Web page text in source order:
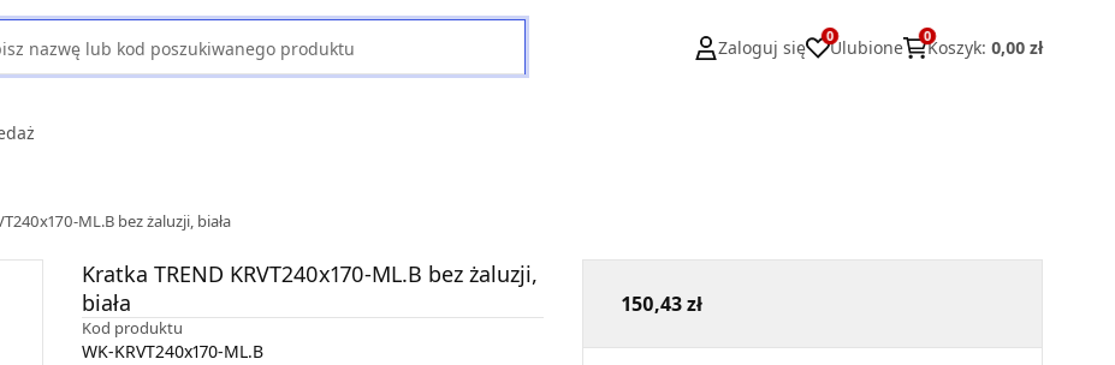
Zaloguj się
0
Ulubione
0
Koszyk: 0,00 zł
ML.B bez żaluzji, biała
Kratka TREND KRVT240x170-ML.B bez żaluzji,
biała
Kod produktu
WK-KRVT240x170-ML.B
150,43 zł